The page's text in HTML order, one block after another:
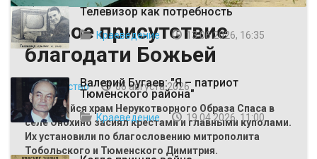
Живое присутствие
благодати Божьей
Общество
06 августа 2026
Строящийся храм Нерукотворного Образа Спаса в
селе Онохино засиял крестами и главными куполами.
Их установили по благословению митрополита
Тобольского и Тюменского Димитрия.
Телевизор как потребность
Краеведение 13 06 2026, 16:35
Валерий Бугаев: "Я – патриот
Тюменского района"
Краеведение 19 04 2026, 11:00